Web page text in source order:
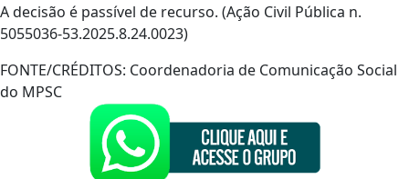
A decisão é passível de recurso. (Ação Civil Pública n.
5055036-53.2025.8.24.0023)
FONTE/CRÉDITOS: Coordenadoria de Comunicação Social
do MPSC